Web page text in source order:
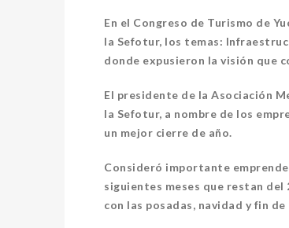
En el Congreso de Turismo de
la Sefotur, los temas:
donde expusieron la visión que
El presidente de la Asociación
la Sefotur, a nombre de los
un mejor cierre de año.
Consideró importante
siguientes meses que restan
con las posadas, navidad y fin de